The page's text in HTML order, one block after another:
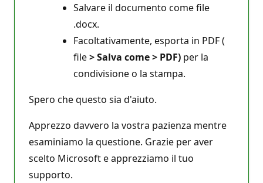
Salvare il documento come file
.docx.
Facoltativamente, esporta in PDF (
file> Salva come > PDF) per la
condivisione o la stampa.
Spero che questo sia d'aiuto.
Apprezzo davvero la vostra pazienza mentre
esaminiamo la questione. Grazie per aver
scelto Microsoft e apprezziamo il tuo
supporto.